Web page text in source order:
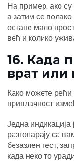
На пример, ако су
а затим се
остане мало
већ и колико
16. Када
врат или
Како можете рећи
привлачност
Једна индикација
разговарају са
безазлен гест,
када неко то